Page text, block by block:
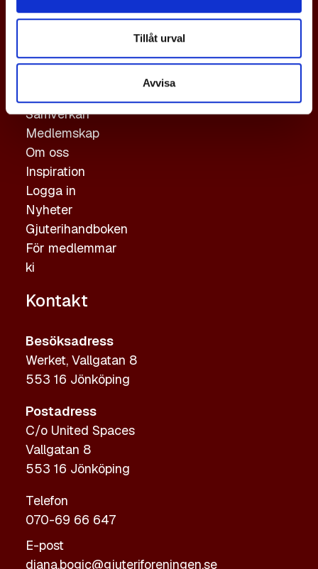
Tillåt urval
Avvisa
Samverkan
Medlemskap
Om oss
Inspiration
Logga in
Nyheter
Gjuterihandboken
För medlemmar
ki
Kontakt
Besöksadress
Werket, Vallgatan 8
553 16 Jönköping
Postadress
C/o United Spaces
Vallgatan 8
553 16 Jönköping
Telefon
070-69 66 647
E-post
diana.bogic@gjuteriforeningen.se